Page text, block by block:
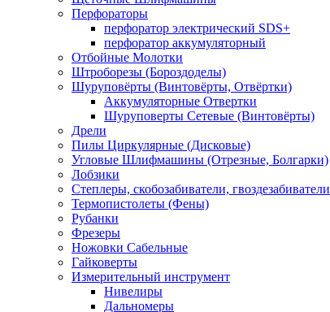
Перфораторы
перфоратор электрический SDS+
перфоратор аккумуляторный
Отбойные Молотки
Штроборезы (Бороздоделы)
Шуруповёрты (Винтовёрты, Отвёртки)
Аккумуляторные Отвертки
Шуруповерты Сетевые (Винтовёрты)
Дрели
Пилы Циркулярные (Дисковые)
Угловые Шлифмашины (Отрезные, Болгарки)
Лобзики
Степлеры, скобозабиватели, гвоздезабиватели
Термопистолеты (Фены)
Рубанки
Фрезеры
Ножовки Сабельные
Гайковерты
Измерительный инструмент
Нивелиры
Дальномеры